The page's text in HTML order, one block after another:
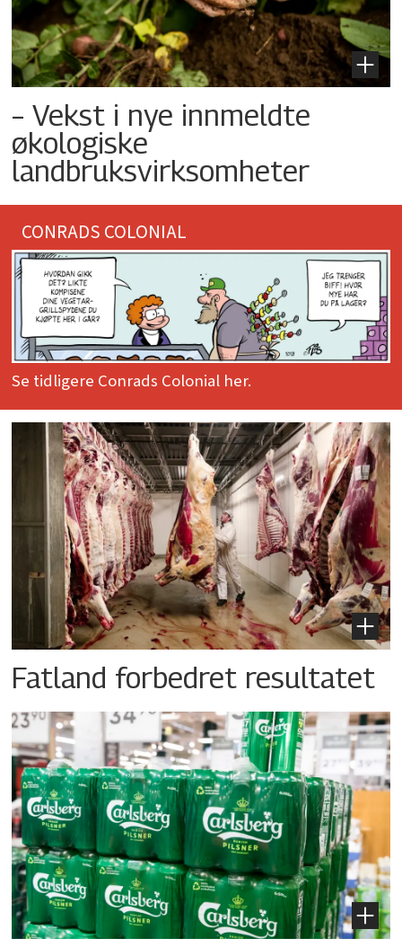
– Vekst i nye innmeldte
økologiske
landbruksvirksomheter
CONRADS COLONIAL
Se tidligere Conrads Colonial her.
Fatland forbedret resultatet